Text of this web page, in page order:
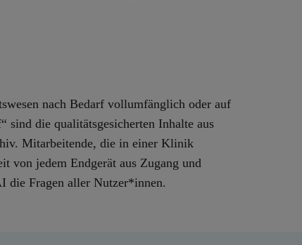
nach Bedarf vollumfänglich oder auf
sind die qualitätsgesicherten Inhalte aus
Mitarbeitende, die in einer Klinik
von jedem Endgerät aus Zugang und
die Fragen aller Nutzer*innen.